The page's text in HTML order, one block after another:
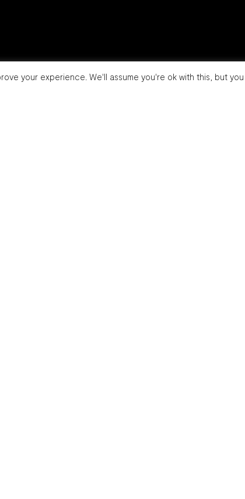
your experience. We'll assume you're ok with this, but